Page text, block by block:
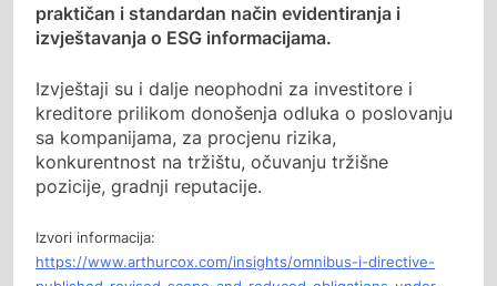
praktičan i standardan način evidentiranja i
izvještavanja o ESG informacijama.
Izvještaji su i dalje neophodni za investitore i
kreditore prilikom donošenja odluka o poslovanju
sa kompanijama, za procjenu rizika,
konkurentnost na tržištu, očuvanju tržišne
pozicije, gradnji reputacije.
Izvori informacija:
https://www.arthurcox.com/insights/omnibus-i-directive-